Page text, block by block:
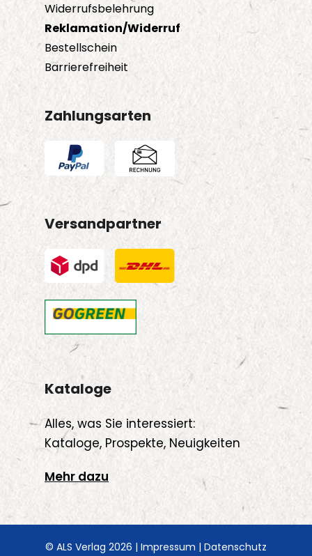
Widerrufsbelehrung
Reklamation/Widerruf
Bestellschein
Barrierefreiheit
Zahlungsarten
Versandpartner
Kataloge
Alles, was Sie interessiert:
Kataloge, Prospekte, Neuigkeiten
Mehr dazu
© ALS Verlag 2026 | Impressum | Datenschutz